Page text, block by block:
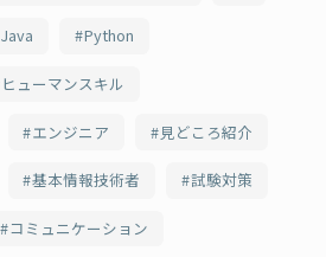
Java Python
ヒューマンスキル
エンジニア 見どころ紹介
基本情報技術者 試験対策
コミュニケーション